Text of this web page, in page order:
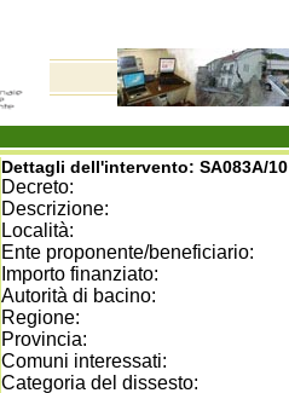
Dettagli dell'intervento: SA083A/10
Decreto:
Descrizione:
Località:
Ente proponente/beneficiario:
Importo finanziato:
Autorità di bacino:
Regione:
Provincia:
Comuni interessati:
Categoria del dissesto: